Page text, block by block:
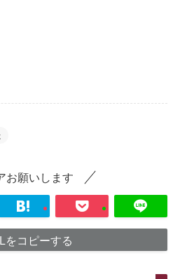
お願いします
をコピーする